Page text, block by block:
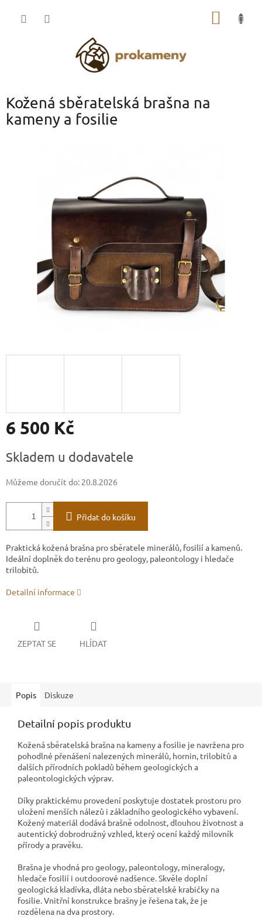
Kožená sběratelská brašna na
kameny a fosilie
6 500 Kč
cena:
Skladem u dodavatele
Můžeme doručit do: 20.8.2026
Přidat do košíku
Praktická kožená brašna pro sběratele minerálů, fosilií a kamenů.
Ideální doplněk do terénu pro geology, paleontology i hledače
trilobitů.
Detailní informace
ZEPTAT SE HLÍDAT
Popis Diskuze
Detailní popis produktu
Kožená sběratelská brašna na kameny a fosilie je navržena pro
pohodlné přenášení nalezených minerálů, hornin, trilobitů a
dalších přírodních pokladů během geologických a
paleontologických výprav.
Díky praktickému provedení poskytuje dostatek prostoru pro
uložení menších nálezů i základního geologického vybavení.
Kožený materiál dodává brašně odolnost, dlouhou životnost a
autentický dobrodružný vzhled, který ocení každý milovník
přírody a pravěku.
Brašna je vhodná pro geology, paleontology, mineralogy,
hledače fosilií i outdoorové nadšence. Skvěle doplní
geologická kladívka, dláta nebo sběratelské krabičky na
fosilie. Vnitřní konstrukce brašny je řešena tak, že je
rozdělena na dva prostory.